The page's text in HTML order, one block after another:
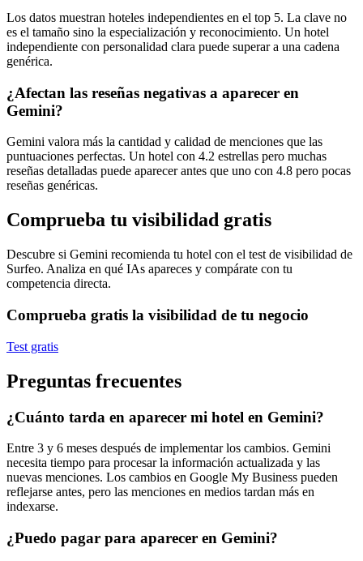
Los datos muestran hoteles independientes en el top 5. La clave no
es el tamaño sino la especialización y reconocimiento. Un hotel
independiente con personalidad clara puede superar a una cadena
genérica.
¿Afectan las reseñas negativas a aparecer en
Gemini?
Gemini valora más la cantidad y calidad de menciones que las
puntuaciones perfectas. Un hotel con 4.2 estrellas pero muchas
reseñas detalladas puede aparecer antes que uno con 4.8 pero pocas
reseñas genéricas.
Comprueba tu visibilidad gratis
Descubre si Gemini recomienda tu hotel con el test de visibilidad de
Surfeo. Analiza en qué IAs apareces y compárate con tu
competencia directa.
Comprueba gratis la visibilidad de tu negocio
Test gratis
Preguntas frecuentes
¿Cuánto tarda en aparecer mi hotel en Gemini?
Entre 3 y 6 meses después de implementar los cambios. Gemini
necesita tiempo para procesar la información actualizada y las
nuevas menciones. Los cambios en Google My Business pueden
reflejarse antes, pero las menciones en medios tardan más en
indexarse.
¿Puedo pagar para aparecer en Gemini?